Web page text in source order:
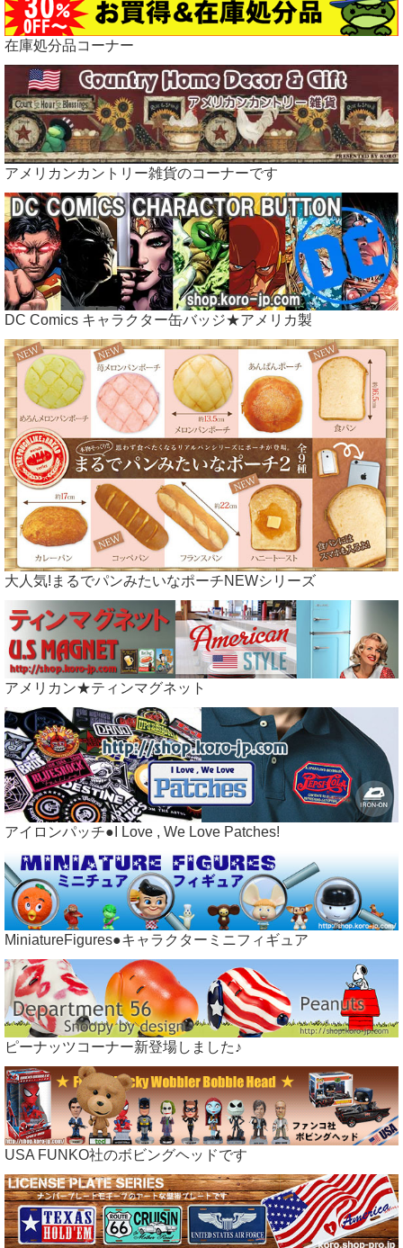
本場USAのアメリカン雑貨やカントリー雑貨をリーズナブルな価
格でご提供できるよう直輸入してます♪
←カントリー雑貨コロボックルランドのバナーです
在庫処分品コーナー
アメリカンカントリー雑貨のコーナーです
DC Comics キャラクター缶バッジ★アメリカ製
大人気!まるでパンみたいなポーチNEWシリーズ
アメリカン★ティンマグネット
アイロンパッチ●I Love , We Love Patches!
MiniatureFigures●キャラクターミニフィギュア
ピーナッツコーナー新登場しました♪
USA FUNKO社のボビングヘッドです